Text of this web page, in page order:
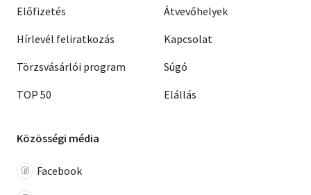
Előfizetés
Hírlevél feliratkozás
Törzsvásárlói program
TOP 50
Átvevőhelyek
Kapcsolat
Súgó
Elállás
Közösségi média
Facebook